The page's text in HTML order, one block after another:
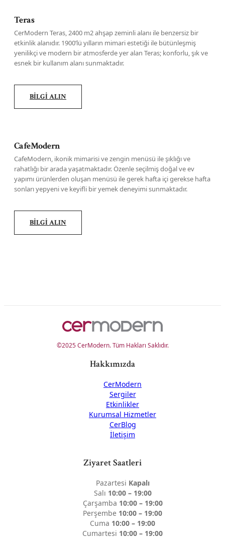
Teras
CerModern Teras, 2400 m2 ahşap zeminli alanı ile benzersiz bir
etkinlik alanıdır. 1900’lü yılların mimari estetiği ile bütünleşmiş
yenilikçi ve modern bir atmosferde yer alan Teras; konforlu, şık ve
esnek bir kullanım alanı sunmaktadır.
BİLGİ ALIN
CafeModern
CafeModern, ikonik mimarisi ve zengin menüsü ile şıklığı ve
rahatlığı bir arada yaşatmaktadır. Özenle seçilmiş doğal ve ev
yapımı ürünlerden oluşan menüsü ile gerek hafta içi gerekse hafta
sonları yepyeni ve keyifli bir yemek deneyimi sunmaktadır.
BİLGİ ALIN
©2025 CerModern. Tüm Hakları Saklıdır.
Hakkımızda
CerModern
Sergiler
Etkinlikler
Kurumsal Hizmetler
CerBlog
İletişim
Ziyaret Saatleri
Pazartesi Kapalı
Salı 10:00 – 19:00
Çarşamba 10:00 – 19:00
Perşembe 10:00 – 19:00
Cuma 10:00 – 19:00
Cumartesi 10:00 – 19:00